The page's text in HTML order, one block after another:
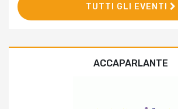
TUTTI GLI EVENTI
ACCAPARLANTE